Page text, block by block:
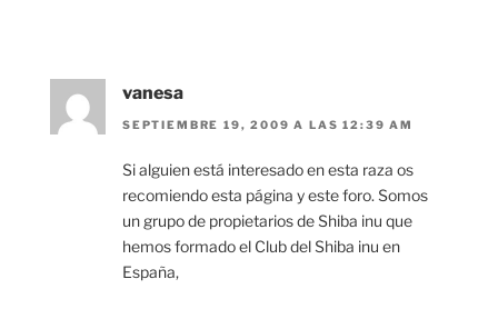
vanesa
SEPTIEMBRE 19, 2009 A LAS 12:39 AM
Si alguien está interesado en esta raza os
recomiendo esta página y este foro. Somos
un grupo de propietarios de Shiba inu que
hemos formado el Club del Shiba inu en
España,